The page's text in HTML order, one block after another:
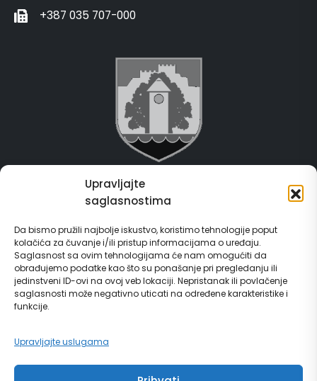
Upravljajte
saglasnostima
Da bismo pružili najbolje iskustvo, koristimo tehnologije poput
kolačića za čuvanje i/ili pristup informacijama o uređaju.
Saglasnost sa ovim tehnologijama će nam omogućiti da
obrađujemo podatke kao što su ponašanje pri pregledanju ili
jedinstveni ID-ovi na ovoj veb lokaciji. Nepristanak ili povlačenje
saglasnosti može negativno uticati na određene karakteristike i
funkcije.
Upravljajte uslugama
+387 035 707-000
Grad Gračanica
E-Matičar
72 sata sistem
Invest in Gračanica
Vodič za građane